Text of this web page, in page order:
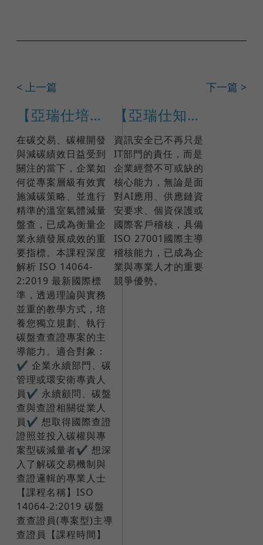
< 上一篇 下一篇 >
【亞瑞仕培訓學院】ISO 14064-2:2019 碳盤查查證員(專案型)主導查證員
在碳交易、碳權開發
與減碳績效日益受到
關注的當下，企業如
何從專案層級有效實
施減碳策略、並進行
精準的溫室氣體減量
盤查，已成為衡量企
業永續發展成效的重
要指標。​本課程深度
解析 ISO 14064-
2:2019 最新國際標
準，透過理論與實務
並重的教學方式，培
養您獨立規劃、執行
碳盤查查證專案的主
導能力。​​適合對象：
✔ 企業永續部門、碳
管理或環安衛專責人
員✔ 永續顧問、碳盤
查與查證相關從業人
員✔ 想取得國際查證
證照並投入碳權與專
案型碳減量者✔ 想深
入了解碳交易機制與
查證邏輯的專業人士​
【課程名稱】ISO
14064-2:2019 碳盤
查查證員(專案型)主導
查證員【課程時間】
【亞瑞仕知識學苑】ISO 27001:2022國際IRCA主導稽核員訓練課程(課程編號 17791)
資訊安全已不再只是
IT部門的責任，而是
企業經營不可或缺的
核心能力，無論是面
對AI應用、供應鏈資
安要求、個資保護或
國際客戶稽核，具備
ISO 27001國際主導
稽核能力，已成為企
業與專業人才的重要
競爭優勢。